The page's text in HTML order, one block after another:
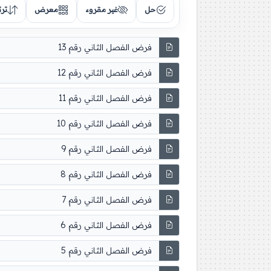
حل غير مقروء معرض
فرض الفصل الثاني رقم 13
فرض الفصل الثاني رقم 12
فرض الفصل الثاني رقم 11
فرض الفصل الثاني رقم 10
فرض الفصل الثاني رقم 9
فرض الفصل الثاني رقم 8
فرض الفصل الثاني رقم 7
فرض الفصل الثاني رقم 6
فرض الفصل الثاني رقم 5